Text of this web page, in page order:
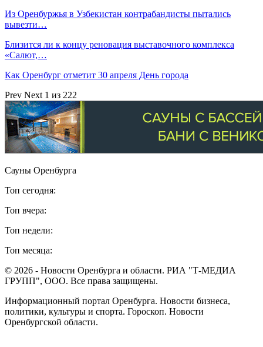
Из Оренбуржья в Узбекистан контрабандисты пытались
вывезти…
Близится ли к концу реновация выставочного комплекса
«Салют,…
Как Оренбург отметит 30 апреля День города
Prev Next 1 из 222
Сауны Оренбурга
Топ сегодня:
Топ вчера:
Топ недели:
Топ месяца:
© 2026 - Новости Оренбурга и области. РИА "Т-МЕДИА
ГРУПП", ООО. Все права защищены.
Информационный портал Оренбурга. Новости бизнеса,
политики, культуры и спорта. Гороскоп. Новости
Оренбургской области.